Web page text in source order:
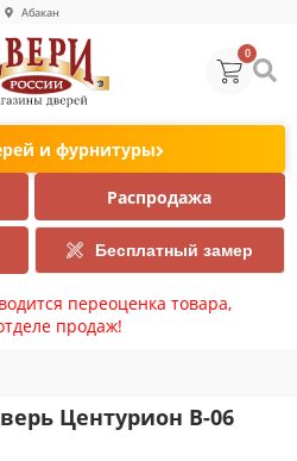
Абакан
0
и фурнитуры
Распродажа
Бесплатный замер
переоценка товара,
продаж!
Центурион В-06